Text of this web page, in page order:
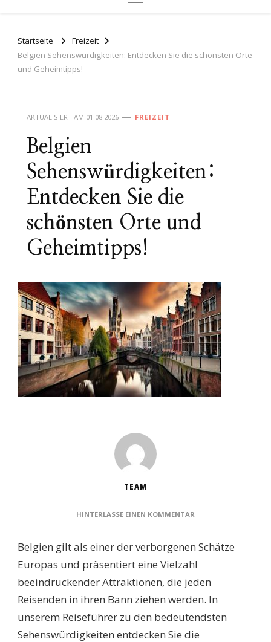
Startseite
Freizeit
Belgien Sehenswürdigkeiten: Entdecken Sie die schönsten Orte
und Geheimtipps!
AKTUALISIERT AM 01.08.2026 FREIZEIT
Belgien
Sehenswürdigkeiten:
Entdecken Sie die
schönsten Orte und
Geheimtipps!
TEAM
HINTERLASSE EINEN KOMMENTAR
ENTDECKEN
SIE
DIE
SCHÖNSTEN
UND
GEHEIMTIPPS!
Belgien gilt als einer der verborgenen Schätze
Europas und präsentiert eine Vielzahl
beeindruckender Attraktionen, die jeden
Reisenden in ihren Bann ziehen werden. In
unserem Reiseführer zu den bedeutendsten
Sehenswürdigkeiten entdecken Sie die